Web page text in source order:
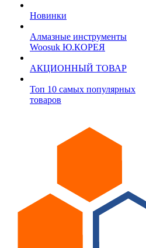
Новинки
Алмазные инструменты
Woosuk Ю.КОРЕЯ
АКЦИОННЫЙ ТОВАР
Топ 10 самых популярных
товаров